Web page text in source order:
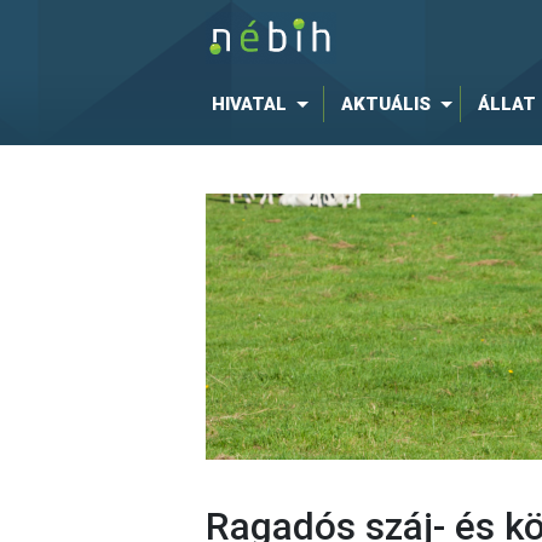
HIVATAL AKTUÁLIS ÁLLAT
Ragadós száj- és